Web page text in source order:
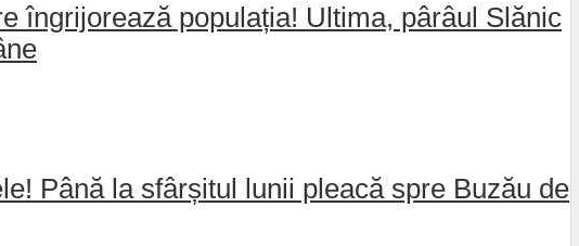
îngrijorează populația! Ultima, pârâul Slănic
Până la sfârșitul lunii pleacă spre Buzău de